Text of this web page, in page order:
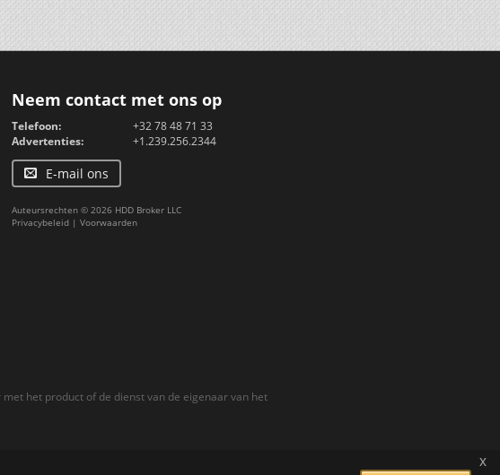
Neem contact met ons op
Telefoon:
+32 78 48 71 33
Advertenties:
+1.239.256.2344
E-mail ons
Auteursrechten © 2026 HDD Broker LLC
Privacybeleid | Voorwaarden
het product of de dienst van de eigenaar van het
x